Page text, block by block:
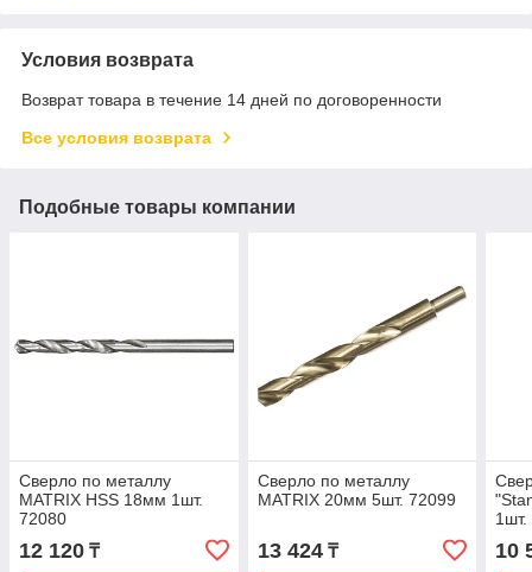
Условия возврата
Возврат товара в течение 14 дней по договоренности
Все условия возврата
Подобные товары компании
Сверло по металлу
MATRIX HSS 18мм 1шт.
72080
12 120 ₸
Сверло по металлу
MATRIX 20мм 5шт. 72099
13 424₸ 10